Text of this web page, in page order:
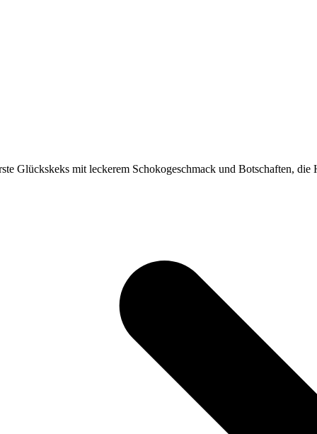
Glückskeks mit leckerem Schokogeschmack und Botschaften, die